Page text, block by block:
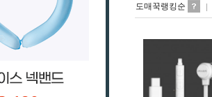
도매꾹랭킹순